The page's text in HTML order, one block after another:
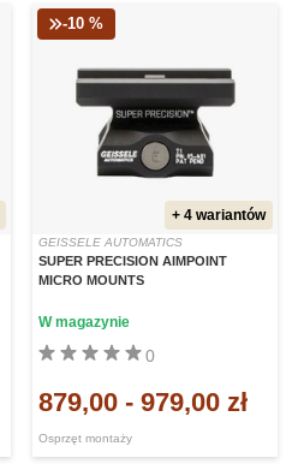
-10 %
+ 4 wariantów
GEISSELE AUTOMATICS
SUPER PRECISION AIMPOINT
MICRO MOUNTS
Osprzęt montaży
0
W magazynie
879,00 - 979,00 zł